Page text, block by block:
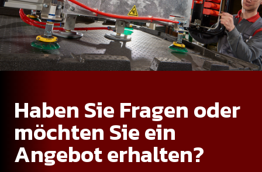
Haben Sie Fragen oder
möchten Sie ein
Angebot erhalten?